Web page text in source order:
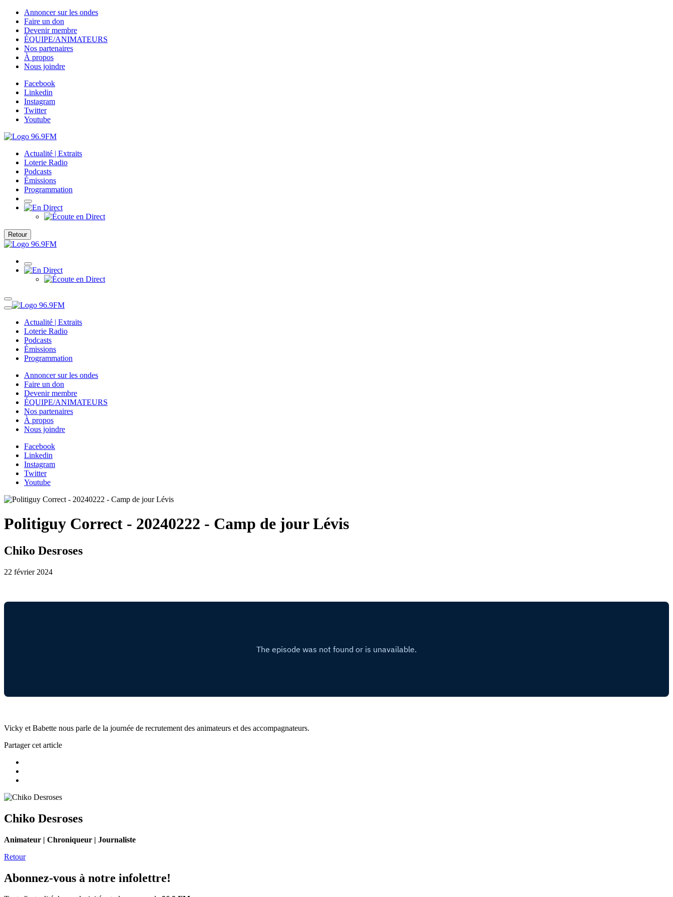
Annoncer sur les ondes
Faire un don
Devenir membre
ÉQUIPE/ANIMATEURS
Nos partenaires
À propos
Nous joindre
Facebook
Linkedin
Instagram
Twitter
Youtube
Actualité | Extraits
Loterie Radio
Podcasts
Émissions
Programmation
Retour
Actualité | Extraits
Loterie Radio
Podcasts
Émissions
Programmation
Annoncer sur les ondes
Faire un don
Devenir membre
ÉQUIPE/ANIMATEURS
Nos partenaires
À propos
Nous joindre
Facebook
Linkedin
Instagram
Twitter
Youtube
Politiguy Correct - 20240222 - Camp de jour Lévis
Chiko Desroses
22 février 2024
Vicky et Babette nous parle de la journée de recrutement des animateurs et des accompagnateurs.
Partager cet article
Chiko Desroses
Animateur | Chroniqueur | Journaliste
Retour
Abonnez-vous à notre infolettre!